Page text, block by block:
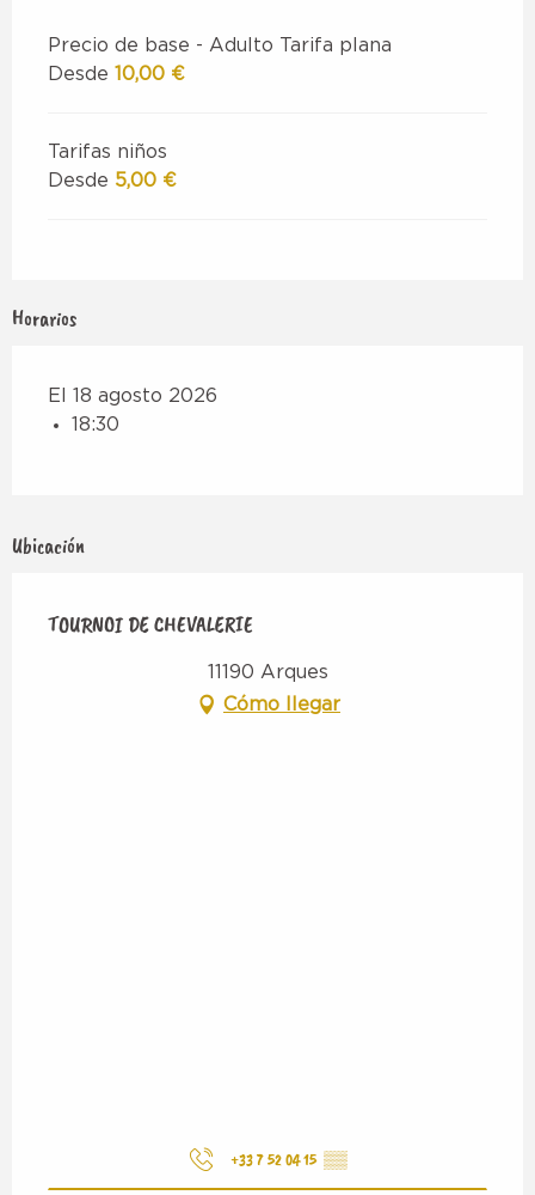
Precio de base - Adulto Tarifa plana
Desde 10,00 €
Tarifas niños
Desde 5,00 €
Horarios
El 18 agosto 2026
18:30
Ubicación
TOURNOI DE CHEVALERIE
11190 Arques
Cómo llegar
+33 7 52 04 15 ▒▒